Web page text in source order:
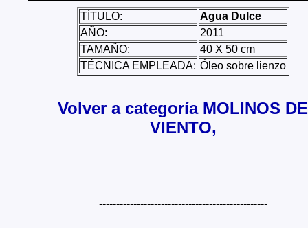
TÍTULO:
Agua Dulce
AÑO:
2011
TAMAÑO:
40 X 50 cm
TÉCNICA EMPLEADA: Óleo sobre lienzo
Volver a categoría MOLINOS DE
VIENTO,
-------------------------------------------------